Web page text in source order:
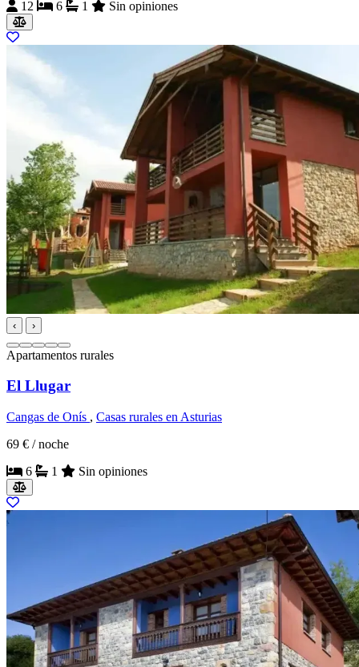
12
6 1 Sin opiniones
‹ ›
Apartamentos rurales
El Llugar
Cangas de Onís , Casas rurales en Asturias
69 € / noche
6
1 Sin opiniones